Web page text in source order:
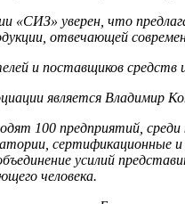
«СИЗ» уверен, что
отвечающей
и поставщиков
является Владимир
100 предприятий,
сертификационные
усилий
человека.